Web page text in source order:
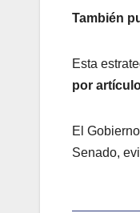
También
Esta
por
El
Senado,